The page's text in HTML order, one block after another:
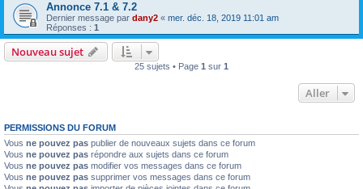
Annonce 7.1 & 7.2
Dernier message par dany2 « mer. déc. 18, 2019 11:01 am
Réponses : 1
Nouveau sujet
25 sujets • Page 1 sur 1
Aller
PERMISSIONS DU FORUM
Vous ne pouvez pas publier de nouveaux sujets dans ce forum
Vous ne pouvez pas répondre aux sujets dans ce forum
Vous ne pouvez pas modifier vos messages dans ce forum
Vous ne pouvez pas supprimer vos messages dans ce forum